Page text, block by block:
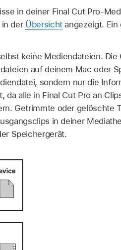
in deiner Final Cut Pro-
in der Übersichtangezeigt. Ein
keine Mediendateien. Die
auf deinem Mac oder
sondern nur die
da alle in Final Cut Pro an
Getrimmte oder gelöschte
in deiner
Speichergerät.